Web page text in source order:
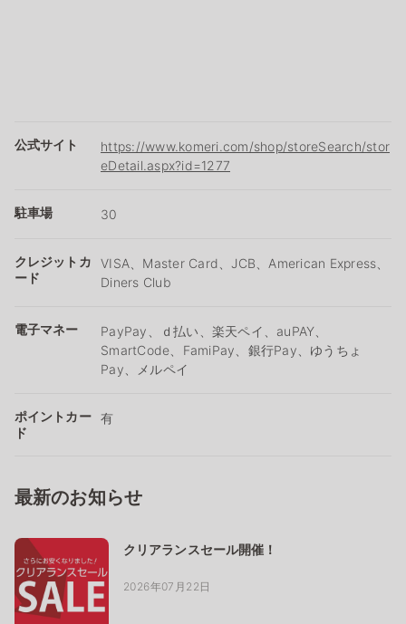
公式サイト
https://www.komeri.com/shop/storeSearch/stor
eDetail.aspx?id=1277
駐車場 30
クレジットカ
ード
VISA、Master Card、JCB、American Express、
Diners Club
電子マネー
PayPay、ｄ払い、楽天ペイ、auPAY、
SmartCode、FamiPay、銀行Pay、ゆうちょ
Pay、メルペイ
ポイントカー
ド
有
最新のお知らせ
クリアランスセール開催！
2026年07月22日